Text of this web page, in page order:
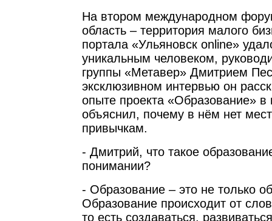
На втором международном
область – территория малого
портала «Ульяновск online»
уникальным человеком,
группы «Метавер» Дмитрием
эксклюзивном интервью он
опыте проекта «Образование»
объяснил, почему в нём нет
привычкам.
- Дмитрий, что такое
понимании?
- Образование – это не только
Образование происходит от
то есть создаваться,